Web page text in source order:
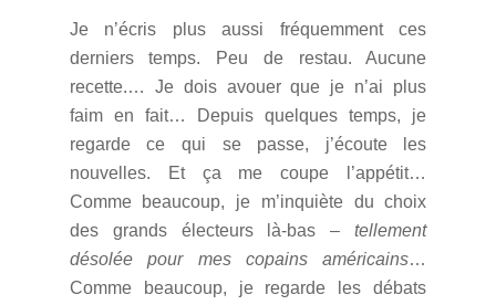
Je n’écris plus aussi fréquemment ces
derniers temps. Peu de restau. Aucune
recette.… Je dois avouer que je n’ai plus
faim en fait… Depuis quelques temps, je
regarde ce qui se passe, j’écoute les
nouvelles. Et ça me coupe l’appétit…
Comme beaucoup, je m’inquiète du choix
des grands électeurs là-bas –tellement
désolée pour mes copains américains…
Comme beaucoup, je regarde les débats